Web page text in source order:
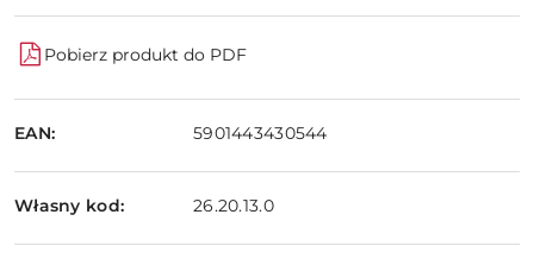
Pobierz produkt do PDF
EAN: 5901443430544
Własny kod: 26.20.13.0